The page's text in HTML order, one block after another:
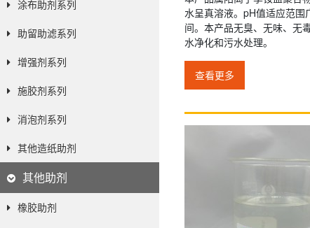
涂布助剂系列
助留助滤系列
增强剂系列
施胶剂系列
消泡剂系列
其他造纸助剂
其他助剂
橡胶助剂
水呈真溶液。pH值适应范围
间。本产品无臭、无味、无
水净化和污水处理。
查看更多